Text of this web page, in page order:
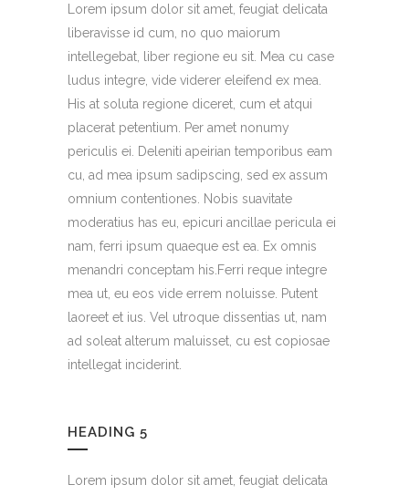
Lorem ipsum dolor sit amet, feugiat delicata
liberavisse id cum, no quo maiorum
intellegebat, liber regione eu sit. Mea cu case
ludus integre, vide viderer eleifend ex mea.
His at soluta regione diceret, cum et atqui
placerat petentium. Per amet nonumy
periculis ei. Deleniti apeirian temporibus eam
cu, ad mea ipsum sadipscing, sed ex assum
omnium contentiones. Nobis suavitate
moderatius has eu, epicuri ancillae pericula ei
nam, ferri ipsum quaeque est ea. Ex omnis
menandri conceptam his.Ferri reque integre
mea ut, eu eos vide errem noluisse. Putent
laoreet et ius. Vel utroque dissentias ut, nam
ad soleat alterum maluisset, cu est copiosae
intellegat inciderint.
HEADING 5
Lorem ipsum dolor sit amet, feugiat delicata